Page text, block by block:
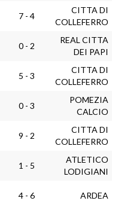
7 - 4
CITTA DI
COLLEFERRO
0 - 2
REAL CITTA
DEI PAPI
5 - 3
CITTA DI
COLLEFERRO
0 - 3
POMEZIA
CALCIO
9 - 2
CITTA DI
COLLEFERRO
1 - 5
ATLETICO
LODIGIANI
4 - 6 ARDEA